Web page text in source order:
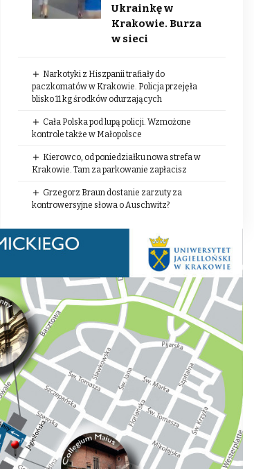
Ukrainkę w
Krakowie. Burza
w sieci
Narkotyki z Hiszpanii trafiały do
paczkomatów w Krakowie. Policja przejęła
blisko 11 kg środków odurzających
Cała Polska pod lupą policji. Wzmożone
kontrole także w Małopolsce
Kierowco, od poniedziałku nowa strefa w
Krakowie. Tam za parkowanie zapłacisz
Grzegorz Braun dostanie zarzuty za
kontrowersyjne słowa o Auschwitz?